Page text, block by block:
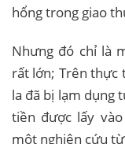
hổng trong giao
Nhưng đó chỉ là
rất lớn; Trên thực
la đã bị lạm dụng
tiền được lấy
một nghiên cứu